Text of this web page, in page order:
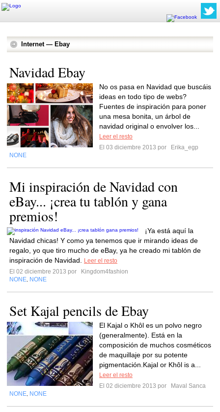
Internet — Ebay
Navidad Ebay
No os pasa en Navidad que buscáis
ideas en todo tipo de webs?
Fuentes de inspiración para poner
una mesa bonita, un árbol de
navidad original o envolver los...
Leer el resto
El 03 diciembre 2013 por
Erika_egp
NONE
Mi inspiración de Navidad con
eBay... ¡crea tu tablón y gana
premios!
¡Ya está aquí la
Navidad chicas! Y como ya tenemos que ir mirando ideas de
regalo, yo que tiro mucho de eBay, ya he creado mi tablón de
inspiración de Navidad.
Leer el resto
El 02 diciembre 2013 por
Kingdom4fashion
NONE NONE
Set Kajal pencils de Ebay
El Kajal o Khôl es un polvo negro
(generalmente). Está en la
composición de muchos cosméticos
de maquillaje por su potente
pigmentación.Kajal or Khôl is a...
Leer el resto
El 02 diciembre 2013 por
Maval Sanca
NONE NONE